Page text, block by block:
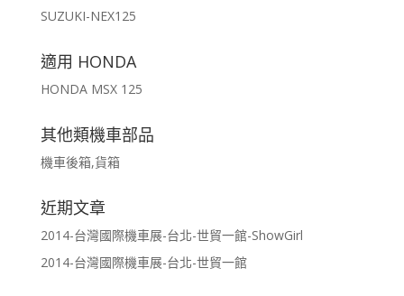
SUZUKI-NEX125
適用 HONDA
HONDA MSX 125
其他類機車部品
機車後箱,貨箱
近期文章
2014-台灣國際機車展-台北-世貿一館-ShowGirl
2014-台灣國際機車展-台北-世貿一館